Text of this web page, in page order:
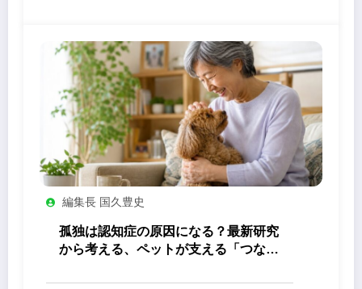
編集長 国久豊史
孤独は認知症の原因になる？最新研究
から考える、ペットが支える「つなが